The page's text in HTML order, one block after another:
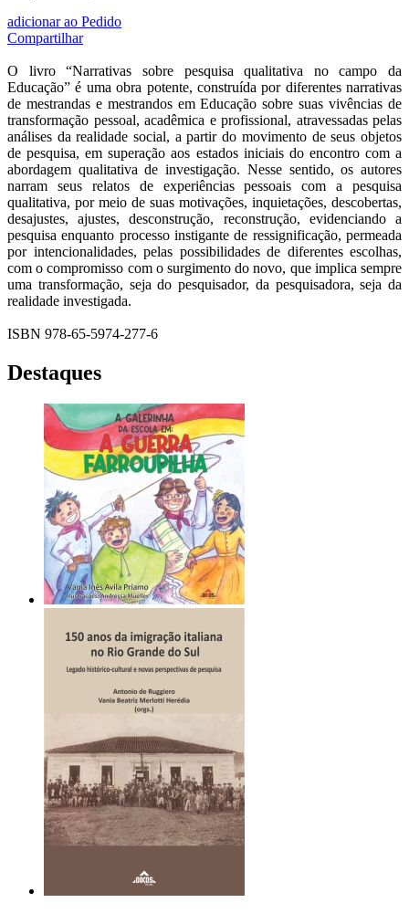
adicionar ao Pedido
Compartilhar
O livro “Narrativas sobre pesquisa qualitativa no campo da
Educação” é uma obra potente, construída por diferentes narrativas
de mestrandas e mestrandos em Educação sobre suas vivências de
transformação pessoal, acadêmica e profissional, atravessadas pelas
análises da realidade social, a partir do movimento de seus objetos
de pesquisa, em superação aos estados iniciais do encontro com a
abordagem qualitativa de investigação. Nesse sentido, os autores
narram seus relatos de experiências pessoais com a pesquisa
qualitativa, por meio de suas motivações, inquietações, descobertas,
desajustes, ajustes, desconstrução, reconstrução, evidenciando a
pesquisa enquanto processo instigante de ressignificação, permeada
por intencionalidades, pelas possibilidades de diferentes escolhas,
com o compromisso com o surgimento do novo, que implica sempre
uma transformação, seja do pesquisador, da pesquisadora, seja da
realidade investigada.
ISBN 978-65-5974-277-6
Destaques